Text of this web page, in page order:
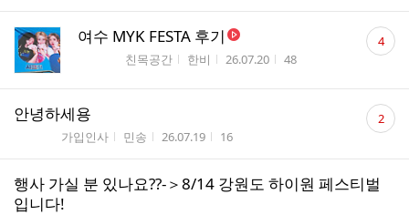
여수 MYK FESTA 후기
친목공간 작성자
한비 작성시간
26.07.20 조회수
48
댓
글 4
안녕하세용
가입인사 작성자
민송 작성시간
26.07.19 조회수
16
댓
글 2
행사 가실 분 있나요??-＞8/14 강원도 하이원 페스티벌
입니다!